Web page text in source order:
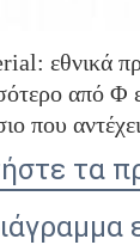
εθνικά
από Φ
που
τα